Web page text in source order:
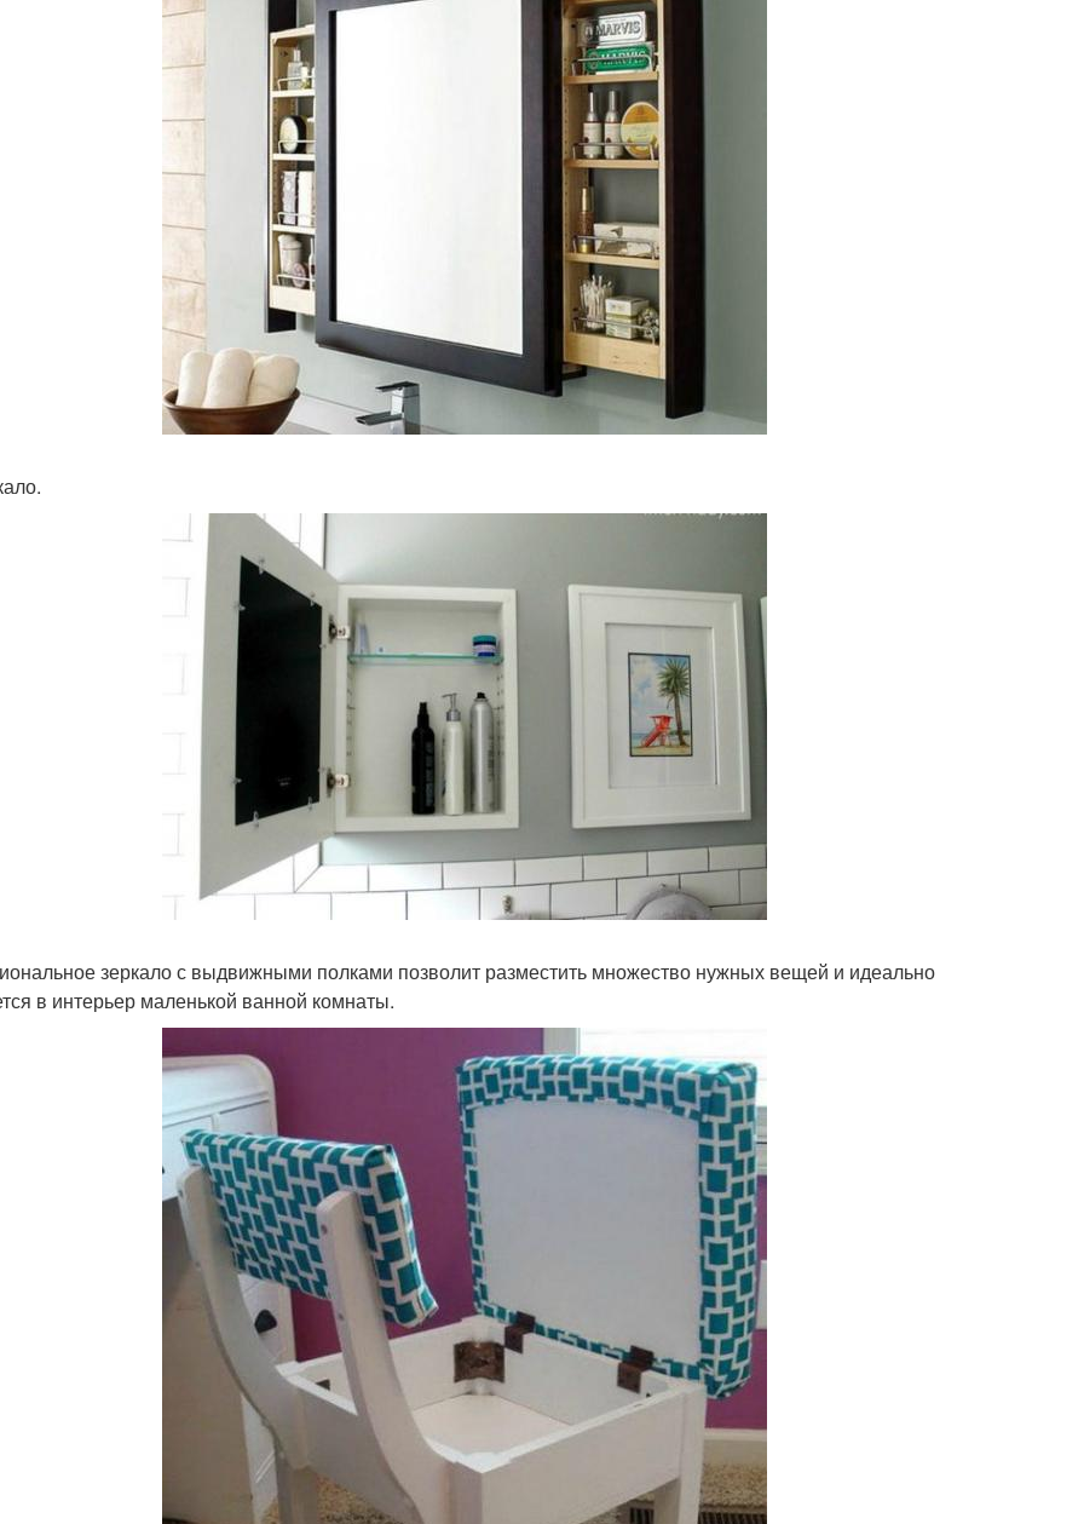
зеркало с выдвижными полками позволит разместить множество нужных вещей и идеально
в интерьер маленькой ванной комнаты.